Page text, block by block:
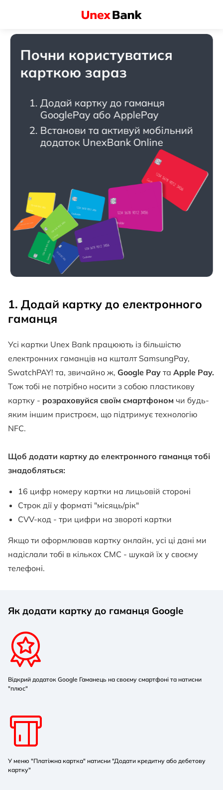
Почни користуватися
карткою зараз
Додай картку до гаманця
GooglePay або ApplePay
Встанови та активуй мобільний
додаток UnexBank Online
1. Додай картку до електронного
гаманця
Усі картки Unex Bank працюють із більшістю
електронних гаманців на кшталт SamsungPay,
SwatchPAY! та, звичайно ж, Google Pay та Apple Pay.
Тож тобі не потрібно носити з собою пластикову
картку - розраховуйся своїм смартфоном чи будь-
яким іншим пристроєм, що підтримує технологію
NFC.
Щоб додати картку до електронного гаманця тобі
знадобляться:
16 цифр номеру картки на лицьовій стороні
Строк дії у форматі "місяць/рік"
CVV-код - три цифри на звороті картки
Якщо ти оформлював картку онлайн, усі ці дані ми
надіслали тобі в кількох СМС - шукай їх у своєму
телефоні.
Як додати картку до гаманця Google
Відкрий додаток Google Гаманець на своєму смартфоні та натисни
"плюс"
У меню "Платіжна картка" натисни "Додати кредитну або дебетову
картку"